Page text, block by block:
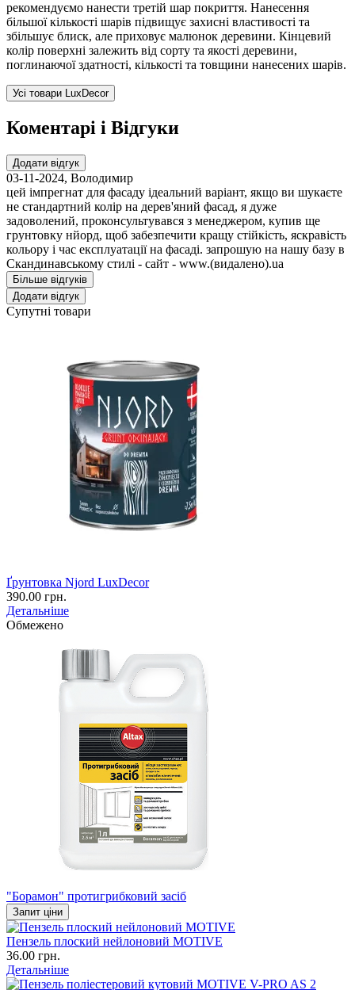
рекомендуємо нанести третій шар покриття. Нанесення
більшої кількості шарів підвищує захисні властивості та
збільшує блиск, але приховує малюнок деревини. Кінцевий
колір поверхні залежить від сорту та якості деревини,
поглинаючої здатності, кількості та товщини нанесених шарів.
Усі товари LuxDecor
Коментарі і Відгуки
Додати відгук
03-11-2024, Володимир
цей імпрегнат для фасаду ідеальний варіант, якщо ви шукаєте
не стандартний колір на дерев'яний фасад, я дуже
задоволений, проконсультувався з менеджером, купив ще
грунтовку нйорд, щоб забезпечити кращу стійкість, яскравість
кольору і час експлуатації на фасаді. запрошую на нашу базу в
Скандинавському стилі - сайт - www.(видалено).ua
Більше відгуків
Додати відгук
Супутні товари
Ґрунтовка Njord LuxDecor
390.00 грн.
Детальніше
Обмежено
"Борамон" протигрибковий засіб
Запит ціни
Пензель плоский нейлоновий MOTIVE
36.00 грн.
Детальніше